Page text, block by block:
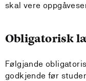
skal vere
Obligatorisk
Følgjande
godkjende før